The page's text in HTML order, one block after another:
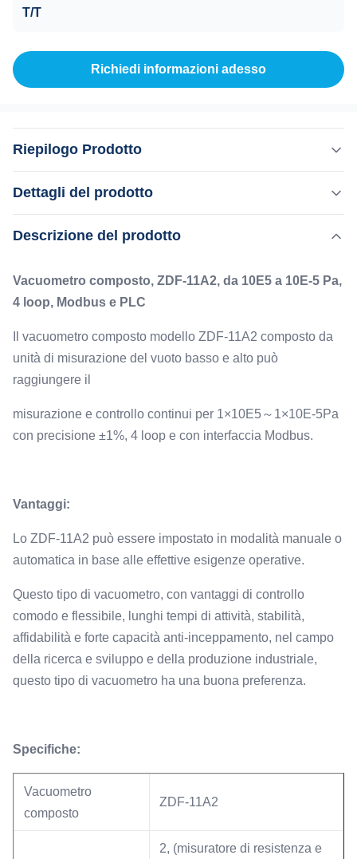
T/T
Richiedi informazioni adesso
Riepilogo Prodotto
loop, Modbus e PLC Il vacuometro composto modello
basso e alto può raggiungere il misurazione e controllo
loop e con interfaccia Modbus. ...
Dettagli del prodotto
Evidenziare:
Manometro per vuoto composto a 4 loop,
Interface:
Modbus
Measure Range:
Da 1E5 a 1E-5 Pa
Control Range:
da 2,5E+3 a 5E-5 Pa
Descrizione del prodotto
Vacuometro composto, ZDF-11A2, da 10E5 a 10E-5 Pa,
4 loop, Modbus e PLC
Il vacuometro composto modello ZDF-11A2 composto da
unità di misurazione del vuoto basso e alto può
raggiungere il
misurazione e controllo continui per 1×10E5～1×10E-5Pa
con precisione ±1%, 4 loop e con interfaccia Modbus.
Vantaggi:
Lo ZDF-11A2 può essere impostato in modalità manuale o
automatica in base alle effettive esigenze operative.
Questo tipo di vacuometro, con vantaggi di controllo
comodo e flessibile, lunghi tempi di attività, stabilità,
affidabilità e forte capacità anti-inceppamento, nel campo
della ricerca e sviluppo e della produzione industriale,
questo tipo di vacuometro ha una buona preferenza.
Specifiche:
Vacuometro
composto
ZDF-11A2
2, (misuratore di resistenza e